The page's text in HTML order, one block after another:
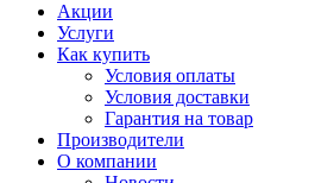
Акции
Услуги
Как купить
Условия оплаты
Условия доставки
Гарантия на товар
Производители
О компании